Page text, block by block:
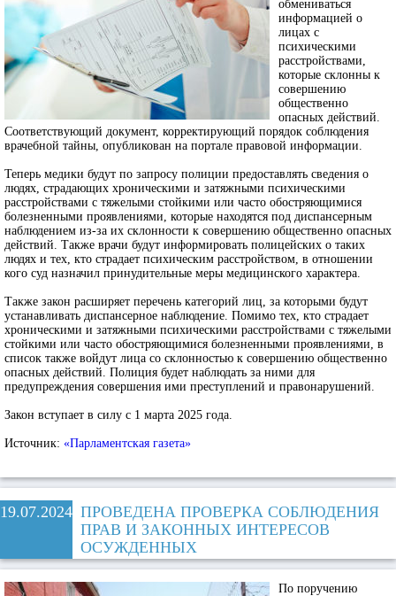
обмениваться
информацией о
лицах с
психическими
расстройствами,
которые склонны к
совершению
общественно
опасных действий.
Соответствующий документ, корректирующий порядок соблюдения
врачебной тайны, опубликован на портале правовой информации.
Теперь медики будут по запросу полиции предоставлять сведения о
людях, страдающих хроническими и затяжными психическими
расстройствами с тяжелыми стойкими или часто обостряющимися
болезненными проявлениями, которые находятся под диспансерным
наблюдением из-за их склонности к совершению общественно опасных
действий. Также врачи будут информировать полицейских о таких
людях и тех, кто страдает психическим расстройством, в отношении
кого суд назначил принудительные меры медицинского характера.
Также закон расширяет перечень категорий лиц, за которыми будут
устанавливать диспансерное наблюдение. Помимо тех, кто страдает
хроническими и затяжными психическими расстройствами с тяжелыми
стойкими или часто обостряющимися болезненными проявлениями, в
список также войдут лица со склонностью к совершению общественно
опасных действий. Полиция будет наблюдать за ними для
предупреждения совершения ими преступлений и правонарушений.
Закон вступает в силу с 1 марта 2025 года.
Источник: «Парламентская газета»
19.07.2024 ПРОВЕДЕНА ПРОВЕРКА СОБЛЮДЕНИЯ
ПРАВ И ЗАКОННЫХ ИНТЕРЕСОВ
ОСУЖДЕННЫХ
По поручению